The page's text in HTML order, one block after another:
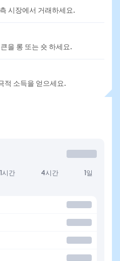
시장에서 거래하세요.
을 롱 또는 숏 하세요.
적 소득을 얻으세요.
1시간 4시간 1일